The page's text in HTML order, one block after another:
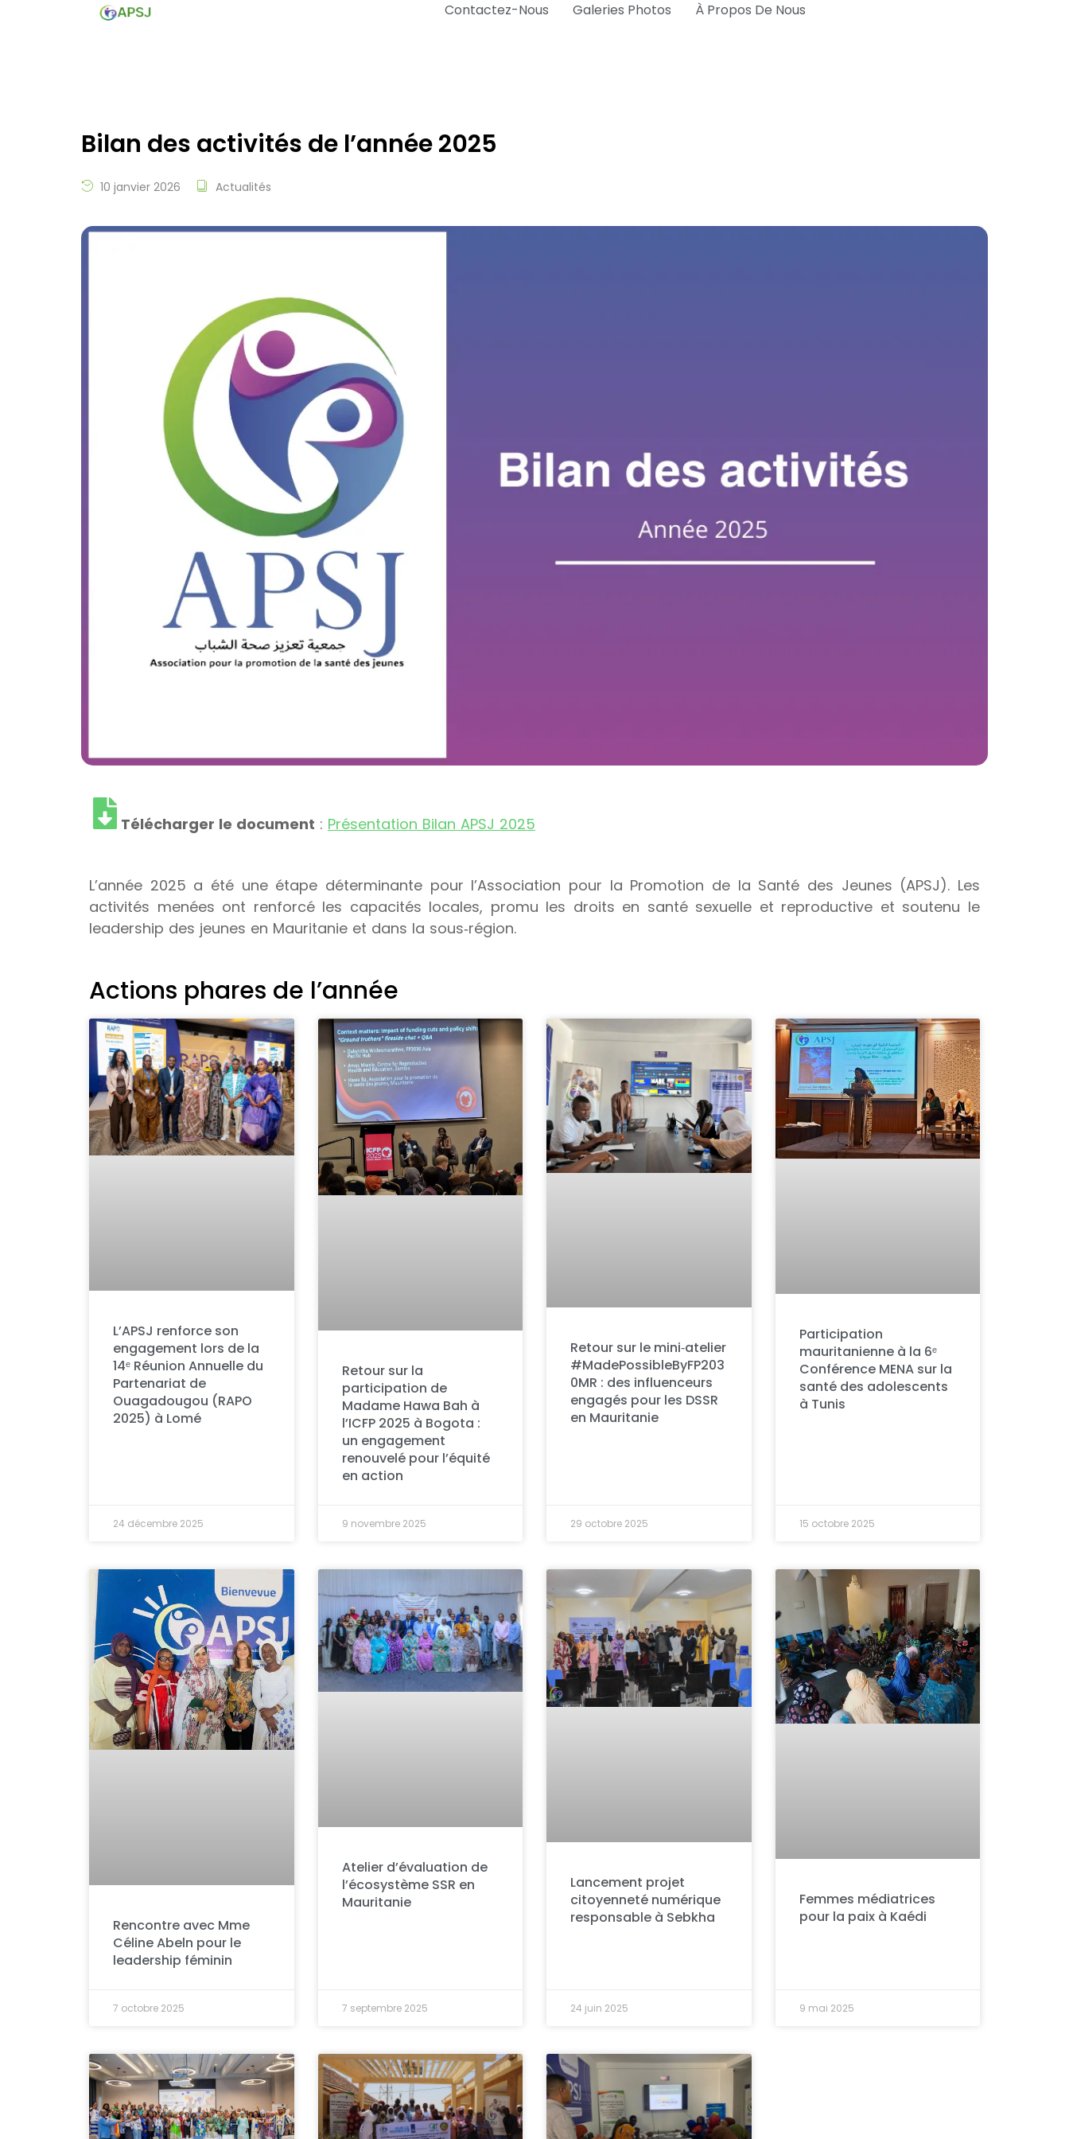
Contactez-Nous Galeries Photos À Propos De Nous
Bilan des activités de l’année 2025
10 janvier 2026 Actualités
Télécharger le document : Présentation Bilan APSJ 2025
L’année 2025 a été une étape déterminante pour l’Association pour la Promotion de la Santé des Jeunes (APSJ). Les
activités menées ont renforcé les capacités locales, promu les droits en santé sexuelle et reproductive et soutenu le
leadership des jeunes en Mauritanie et dans la sous‑région.
Actions phares de l’année
L’APSJ renforce son
engagement lors de la
14ᵉ Réunion Annuelle du
Partenariat de
Ouagadougou (RAPO
2025) à Lomé
24 décembre 2025
Retour sur la
participation de
Madame Hawa Bah à
l’ICFP 2025 à Bogota :
un engagement
renouvelé pour l’équité
en action
9 novembre 2025
Retour sur le mini‑atelier
#MadePossibleByFP203
0MR : des influenceurs
engagés pour les DSSR
en Mauritanie
29 octobre 2025
Participation
mauritanienne à la 6ᵉ
Conférence MENA sur la
santé des adolescents
à Tunis
15 octobre 2025
Rencontre avec Mme
Céline Abeln pour le
leadership féminin
7 octobre 2025
Atelier d’évaluation de
l’écosystème SSR en
Mauritanie
7 septembre 2025
Lancement projet
citoyenneté numérique
responsable à Sebkha
24 juin 2025
Femmes médiatrices
pour la paix à Kaédi
9 mai 2025